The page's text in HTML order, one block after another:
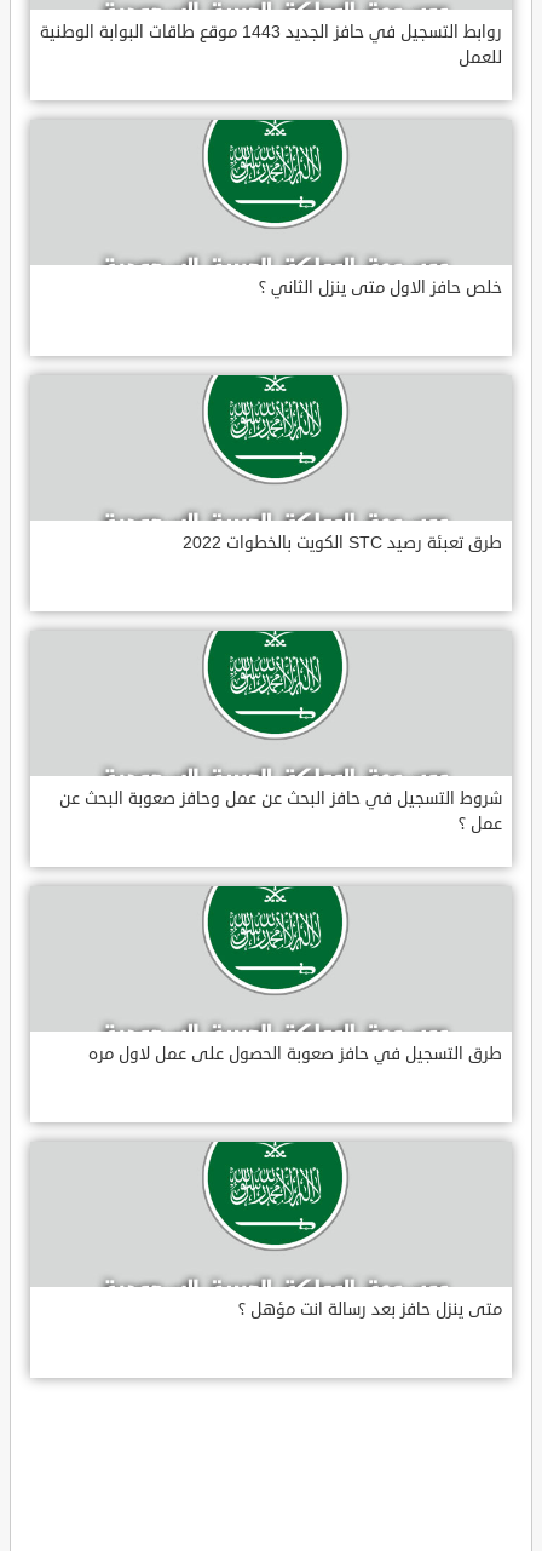
روابط التسجيل في حافز الجديد 1443 موقع طاقات البوابة الوطنية
للعمل
خلص حافز الاول متى ينزل الثاني ؟
طرق تعبئة رصيد STC الكويت بالخطوات 2022
شروط التسجيل في حافز البحث عن عمل وحافز صعوبة البحث عن
عمل ؟
طرق التسجيل في حافز صعوبة الحصول على عمل لاول مره
متى ينزل حافز بعد رسالة انت مؤهل ؟